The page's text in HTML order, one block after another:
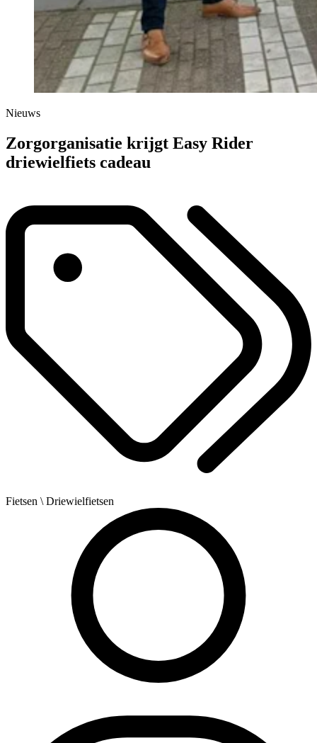
Nieuws
Zorgorganisatie krijgt Easy Rider
driewielfiets cadeau
Fietsen \ Driewielfietsen